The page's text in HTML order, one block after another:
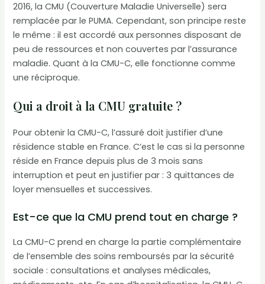
2016, la CMU (Couverture Maladie Universelle) sera
remplacée par le PUMA. Cependant, son principe reste
le même : il est accordé aux personnes disposant de
peu de ressources et non couvertes par l’assurance
maladie. Quant à la CMU-C, elle fonctionne comme
une réciproque.
Qui a droit à la CMU gratuite ?
Pour obtenir la CMU-C, l’assuré doit justifier d’une
résidence stable en France. C’est le cas si la personne
réside en France depuis plus de 3 mois sans
interruption et peut en justifier par : 3 quittances de
loyer mensuelles et successives.
Est-ce que la CMU prend tout en charge ?
La CMU-C prend en charge la partie complémentaire
de l’ensemble des soins remboursés par la sécurité
sociale : consultations et analyses médicales,